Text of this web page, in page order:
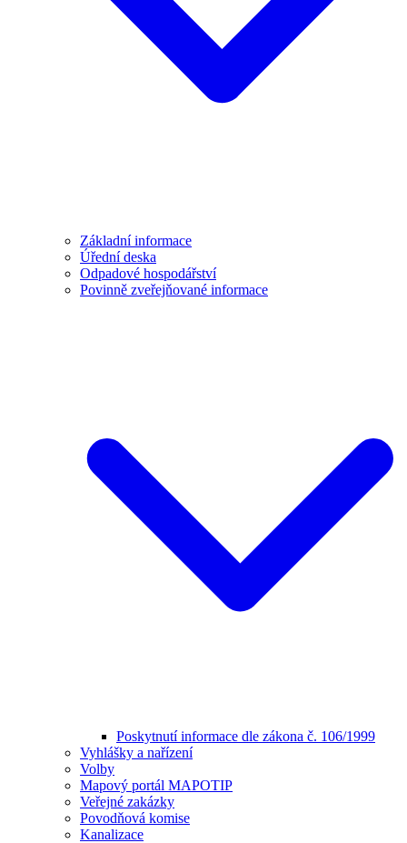
Základní informace
Úřední deska
Odpadové hospodářství
Povinně zveřejňované informace
Poskytnutí informace dle zákona č. 106/1999
Vyhlášky a nařízení
Volby
Mapový portál MAPOTIP
Veřejné zakázky
Povodňová komise
Kanalizace